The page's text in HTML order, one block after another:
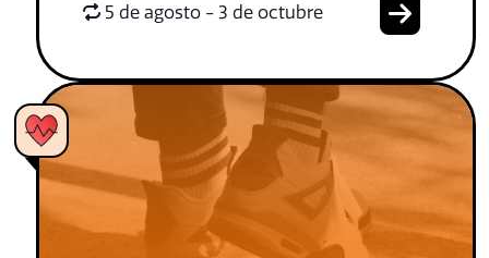
5 de agosto - 3 de octubre